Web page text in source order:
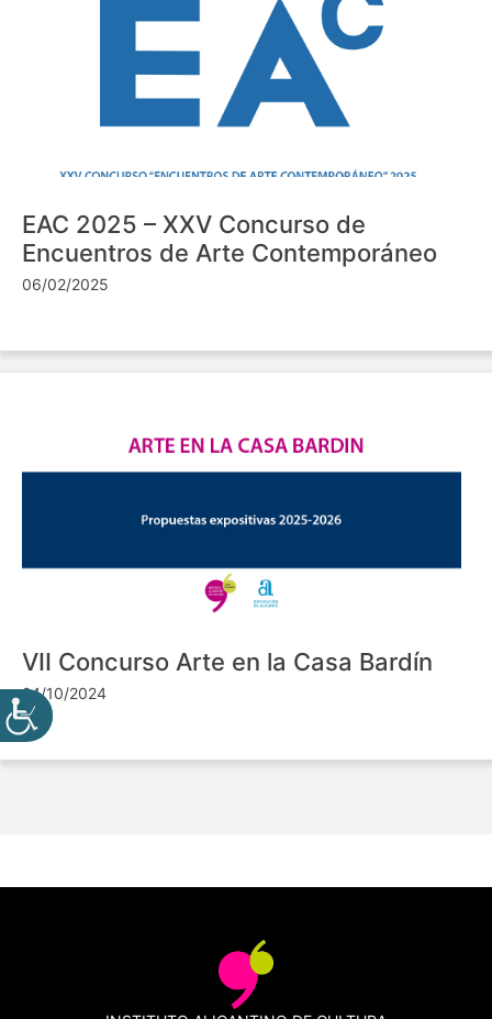
EAC 2025 – XXV Concurso de
Encuentros de Arte Contemporáneo
06/02/2025
VII Concurso Arte en la Casa Bardín
24/10/2024